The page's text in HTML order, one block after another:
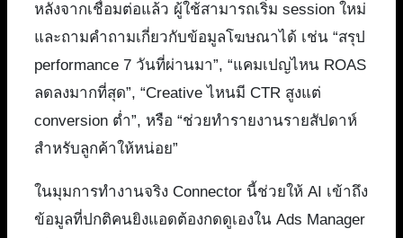
หลังจากเชื่อมต่อแล้ว ผู้ใช้สามารถเริ่ม session ใหม่
และถามคำถามเกี่ยวกับข้อมูลโฆษณาได้ เช่น “สรุป
performance 7 วันที่ผ่านมา”, “แคมเปญไหน ROAS
ลดลงมากที่สุด”, “Creative ไหนมี CTR สูงแต่
conversion ต่ำ”, หรือ “ช่วยทำรายงานรายสัปดาห์
สำหรับลูกค้าให้หน่อย”
ในมุมการทำงานจริง Connector นี้ช่วยให้ AI เข้าถึง
ข้อมูลที่ปกติคนยิงแอดต้องกดดูเองใน Ads Manager